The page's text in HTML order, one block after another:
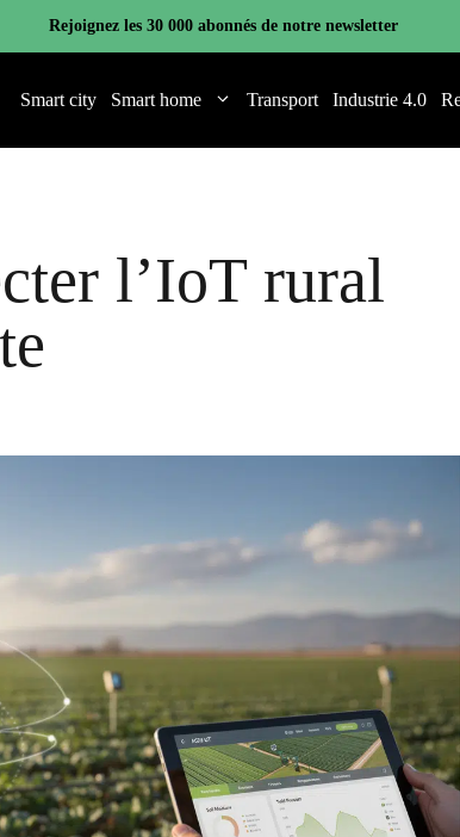
Rejoignez les 30 000 abonnés de notre newsletter
Smart city Smart home Transport Industrie 4.0
l’IoT rural